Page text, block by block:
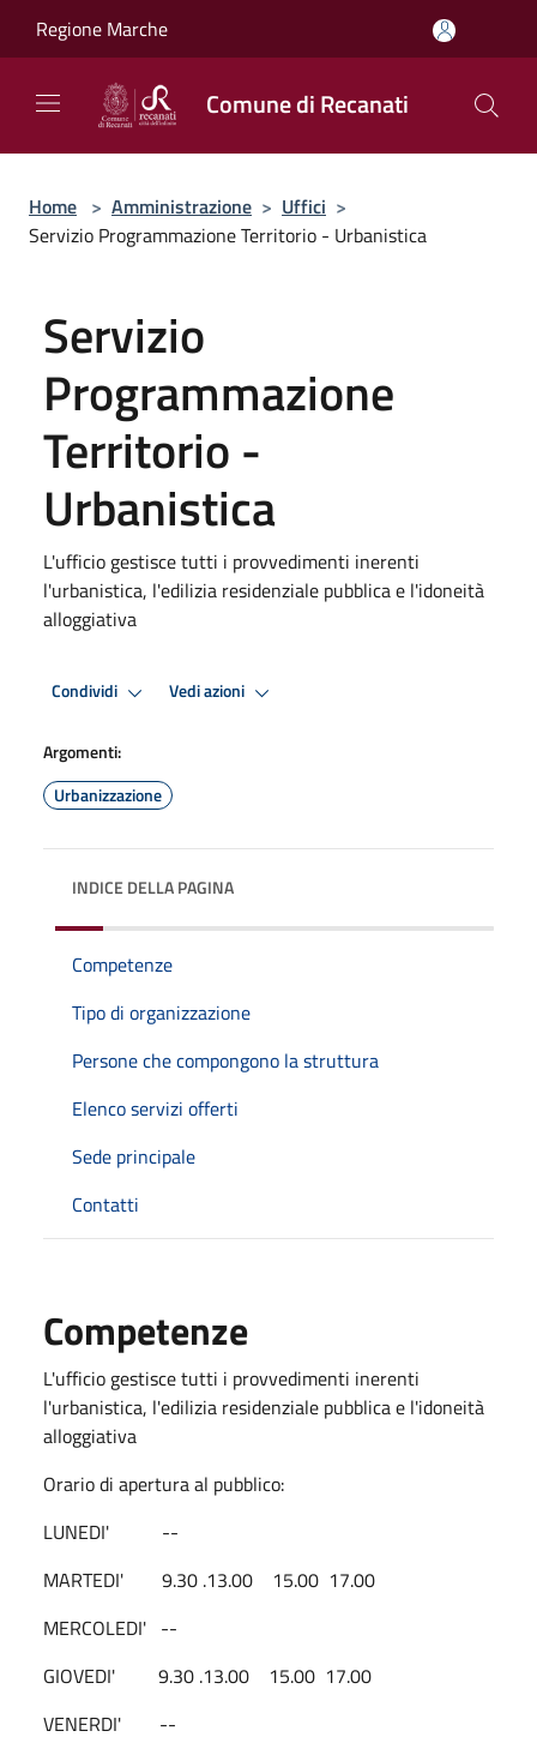
Regione Marche
Comune di Recanati
Home > Amministrazione > Uffici >
Servizio Programmazione Territorio - Urbanistica
Servizio
Programmazione
Territorio -
Urbanistica
L'ufficio gestisce tutti i provvedimenti inerenti
l'urbanistica, l'edilizia residenziale pubblica e l'idoneità
alloggiativa
Condividi Vedi azioni
Argomenti:
Urbanizzazione
INDICE DELLA PAGINA
Competenze
Tipo di organizzazione
Persone che compongono la struttura
Elenco servizi offerti
Sede principale
Contatti
Competenze
L'ufficio gestisce tutti i provvedimenti inerenti
l'urbanistica, l'edilizia residenziale pubblica e l'idoneità
alloggiativa
Orario di apertura al pubblico:
LUNEDI' --
MARTEDI' 9.30 .13.00 15.00 17.00
MERCOLEDI' --
GIOVEDI' 9.30 .13.00 15.00 17.00
VENERDI' --